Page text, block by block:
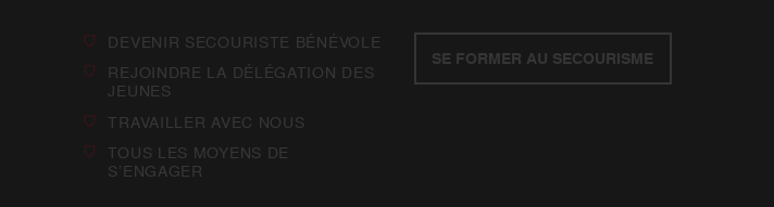
DEVENIR SECOURISTE BÉNÉVOLE
REJOINDRE LA DÉLÉGATION DES
JEUNES
TRAVAILLER AVEC NOUS
TOUS LES MOYENS DE
S’ENGAGER
SE FORMER AU SECOURISME